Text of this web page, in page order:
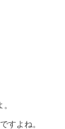
すよね。